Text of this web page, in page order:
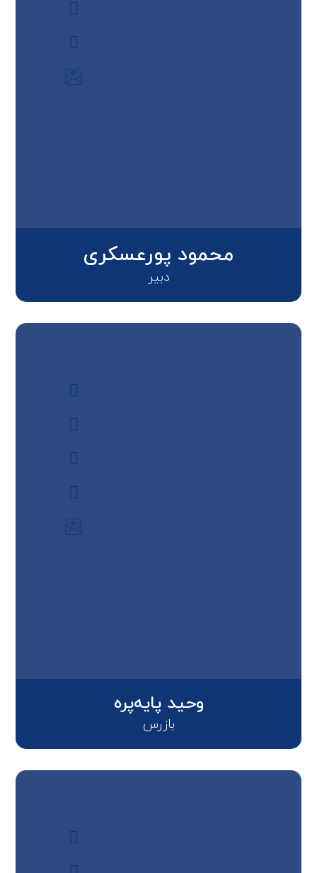
محمود پورعسکری
دبیر
وحید پایه‌پره
بازرس